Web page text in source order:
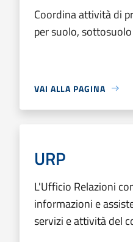
Coordina attività di
per suolo,
VAI ALLA PAGINA
URP
L'Ufficio Relazioni
informazioni e
servizi e attività del